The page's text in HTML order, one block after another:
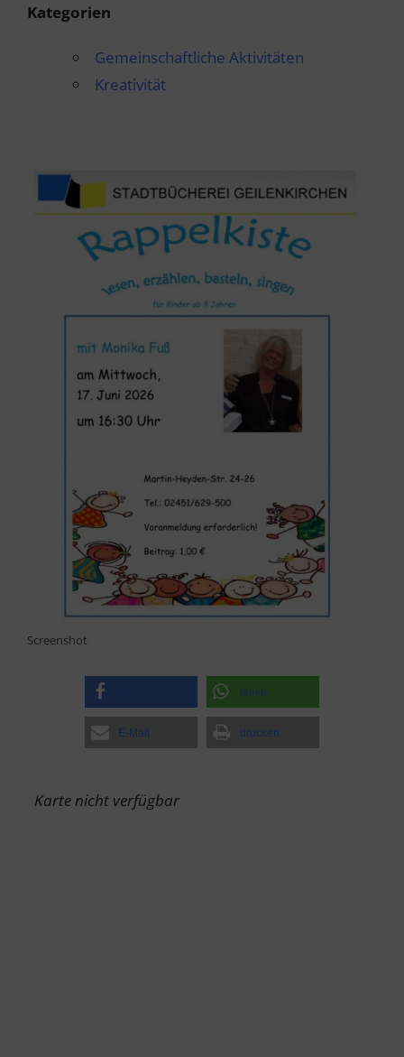
Kategorien
Gemeinschaftliche Aktivitäten
Kreativität
Screenshot
teilen
E-Mail drucken
Karte nicht verfügbar